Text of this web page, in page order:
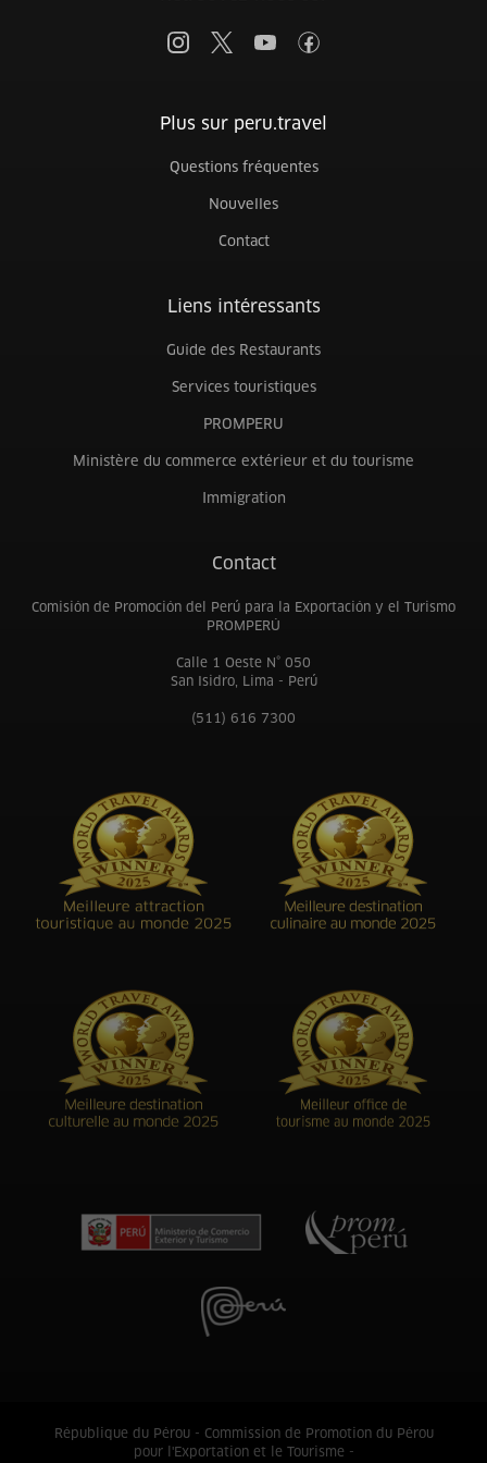
Plus sur peru.travel
Questions fréquentes
Nouvelles
Contact
Liens intéressants
Guide des Restaurants
Services touristiques
PROMPERU
Ministère du commerce extérieur et du tourisme
Immigration
Contact
Comisión de Promoción del Perú para la Exportación y el Turismo
PROMPERÚ
Calle 1 Oeste N° 050
San Isidro, Lima - Perú
(511) 616 7300
République du Pérou - Commission de Promotion du Pérou
pour l'Exportation et le Tourisme -